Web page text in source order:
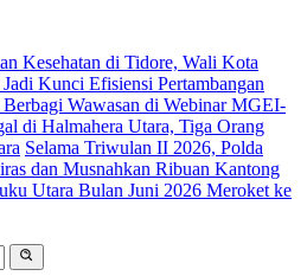
Kesehatan di Tidore, Wali Kota
Kunci Efisiensi Pertambangan
Wawasan di Webinar MGEI-
di Halmahera Utara, Tiga Orang
Selama Triwulan II 2026, Polda
dan Musnahkan Ribuan Kantong
Utara Bulan Juni 2026 Meroket ke